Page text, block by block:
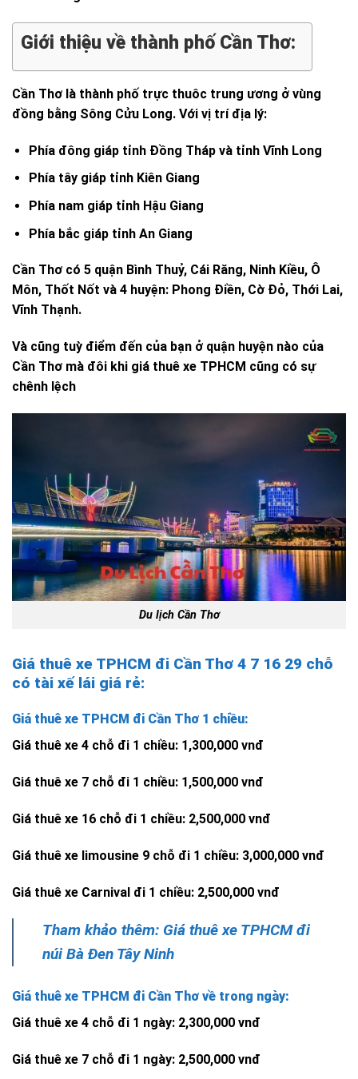
Giới thiệu về thành phố Cần Thơ:
Cần Thơ là thành phố trực thuôc trung ương ở vùng
đồng bằng Sông Cửu Long. Với vị trí địa lý:
Phía đông giáp tỉnh Đồng Tháp và tỉnh Vĩnh Long
Phía tây giáp tỉnh Kiên Giang
Phía nam giáp tỉnh Hậu Giang
Phía bắc giáp tỉnh An Giang
Cần Thơ có 5 quận Bình Thuỷ, Cái Răng, Ninh Kiều, Ô
Môn, Thốt Nốt và 4 huyện: Phong Điền, Cờ Đỏ, Thới Lai,
Vĩnh Thạnh.
Và cũng tuỳ điểm đến của bạn ở quận huyện nào của
Cần Thơ mà đôi khi giá thuê xe TPHCM cũng có sự
chênh lệch
Du lịch Cần Thơ
Giá thuê xe TPHCM đi Cần Thơ 4 7 16 29 chỗ
có tài xế lái giá rẻ:
Giá thuê xe TPHCM đi Cần Thơ 1 chiều:
Giá thuê xe 4 chỗ đi 1 chiều: 1,300,000 vnđ
Giá thuê xe 7 chỗ đi 1 chiều: 1,500,000 vnđ
Giá thuê xe 16 chỗ đi 1 chiều: 2,500,000 vnđ
Giá thuê xe limousine 9 chỗ đi 1 chiều: 3,000,000 vnđ
Giá thuê xe Carnival đi 1 chiều: 2,500,000 vnđ
Tham khảo thêm: Giá thuê xe TPHCM đi
núi Bà Đen Tây Ninh
Giá thuê xe TPHCM đi Cần Thơ về trong ngày:
Giá thuê xe 4 chỗ đi 1 ngày: 2,300,000 vnđ
Giá thuê xe 7 chỗ đi 1 ngày: 2,500,000 vnđ